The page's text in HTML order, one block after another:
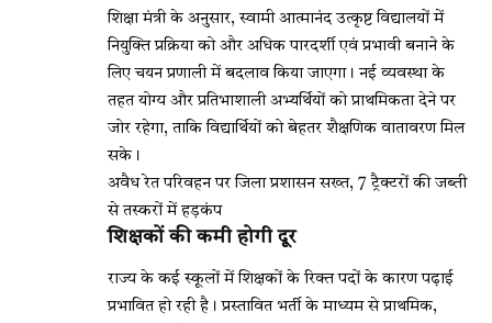
शिक्षा मंत्री के अनुसार, स्वामी आत्मानंद उत्कृष्ट विद्यालयों में
नियुक्ति प्रक्रिया को और अधिक पारदर्शी एवं प्रभावी बनाने के
लिए चयन प्रणाली में बदलाव किया जाएगा। नई व्यवस्था के
तहत योग्य और प्रतिभाशाली अभ्यर्थियों को प्राथमिकता देने पर
जोर रहेगा, ताकि विद्यार्थियों को बेहतर शैक्षणिक वातावरण मिल
सके।
अवैध रेत परिवहन पर जिला प्रशासन सख्त, 7 ट्रैक्टरों की जब्ती
से तस्करों में हड़कंप
शिक्षकों की कमी होगी दूर
राज्य के कई स्कूलों में शिक्षकों के रिक्त पदों के कारण पढ़ाई
प्रभावित हो रही है। प्रस्तावित भर्ती के माध्यम से प्राथमिक,